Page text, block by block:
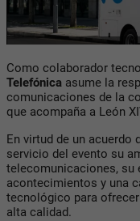
Como colaborador
Telefónica asume la
comunicaciones de la
que acompaña a León
En virtud de un acuerdo
servicio del evento su
telecomunicaciones, su
acontecimientos y una
tecnológico para
alta calidad.